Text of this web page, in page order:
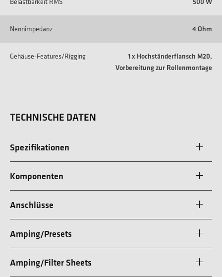
Nennimpedanz 4 Ohm
Gehäuse-Features/Rigging
1 x Hochständerflansch M20,
Vorbereitung zur Rollenmontage
TECHNISCHE DATEN
Spezifikationen
Komponenten
Anschlüsse
Amping/Presets
Amping/Filter Sheets